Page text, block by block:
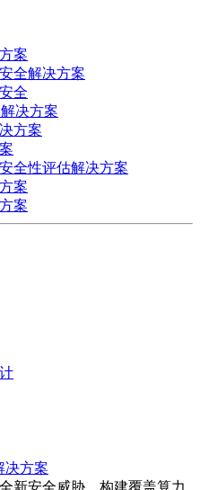
案
全解决方案
全
决方案
方案
全性评估解决方案
案
案
决方案
新安全威胁，构建覆盖算力